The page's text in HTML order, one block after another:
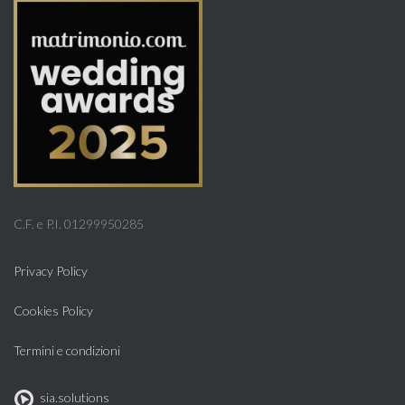
C.F. e P.I. 01299950285
Privacy Policy
Cookies Policy
Termini e condizioni
sia.solutions